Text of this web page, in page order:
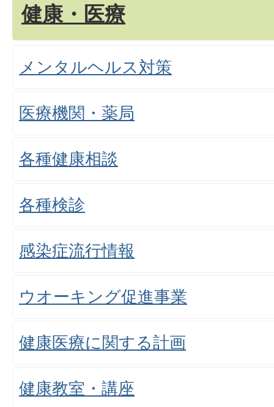
健康・医療
メンタルヘルス対策
医療機関・薬局
各種健康相談
各種検診
感染症流行情報
ウオーキング促進事業
健康医療に関する計画
健康教室・講座